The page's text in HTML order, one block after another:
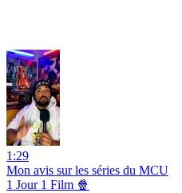
1:29
Mon avis sur les séries du MCU
1 Jour 1 Film 🍿